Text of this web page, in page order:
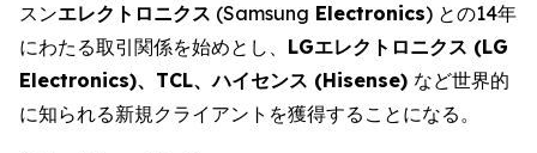
スンエレクトロニクス (Samsung Electronics) との14年
にわたる取引関係を始めとし、 LGエレクトロニクス (LG
Electronics)、TCL、ハイセンス (Hisense) など世界的
に知られる新規クライアントを獲得することになる。